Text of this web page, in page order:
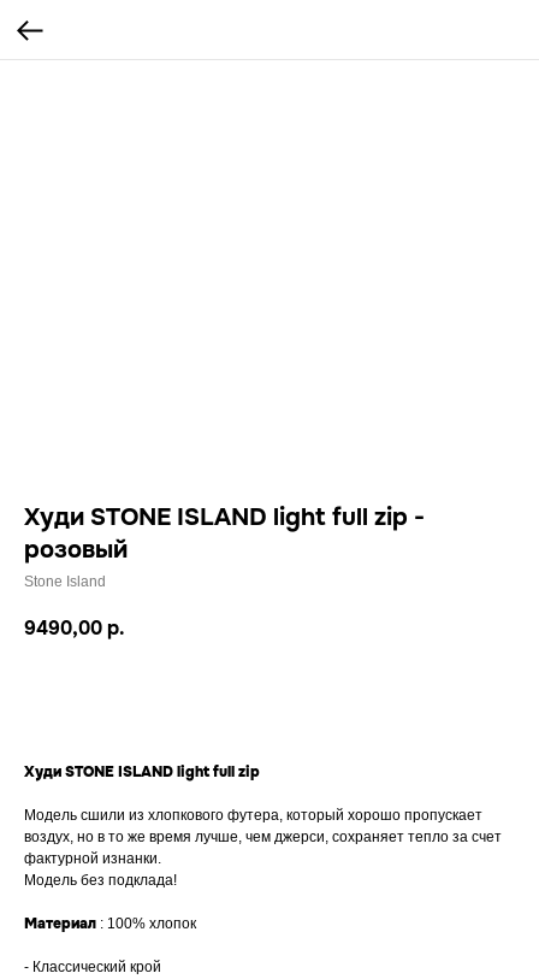
Худи STONE ISLAND light full zip -
розовый
Stone Island
9490,00р.
Худи STONE ISLAND light full zip
Модель сшили из хлопкового футера, который хорошо пропускает
воздух, но в то же время лучше, чем джерси, сохраняет тепло за счет
фактурной изнанки.
Модель без подклада!
Материал : 100% хлопок
- Классический крой